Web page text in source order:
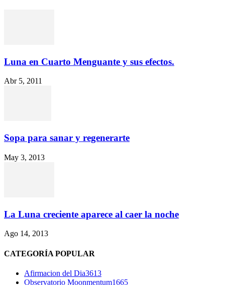
Luna en Cuarto Menguante y sus efectos.
Abr 5, 2011
Sopa para sanar y regenerarte
May 3, 2013
La Luna creciente aparece al caer la noche
Ago 14, 2013
CATEGORÍA POPULAR
Afirmacion del Dia3613
Observatorio Moonmentum1665